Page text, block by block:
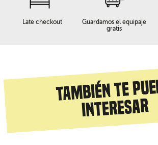
Late checkout
Guardamos el equipaje
gratis
También te
interesar